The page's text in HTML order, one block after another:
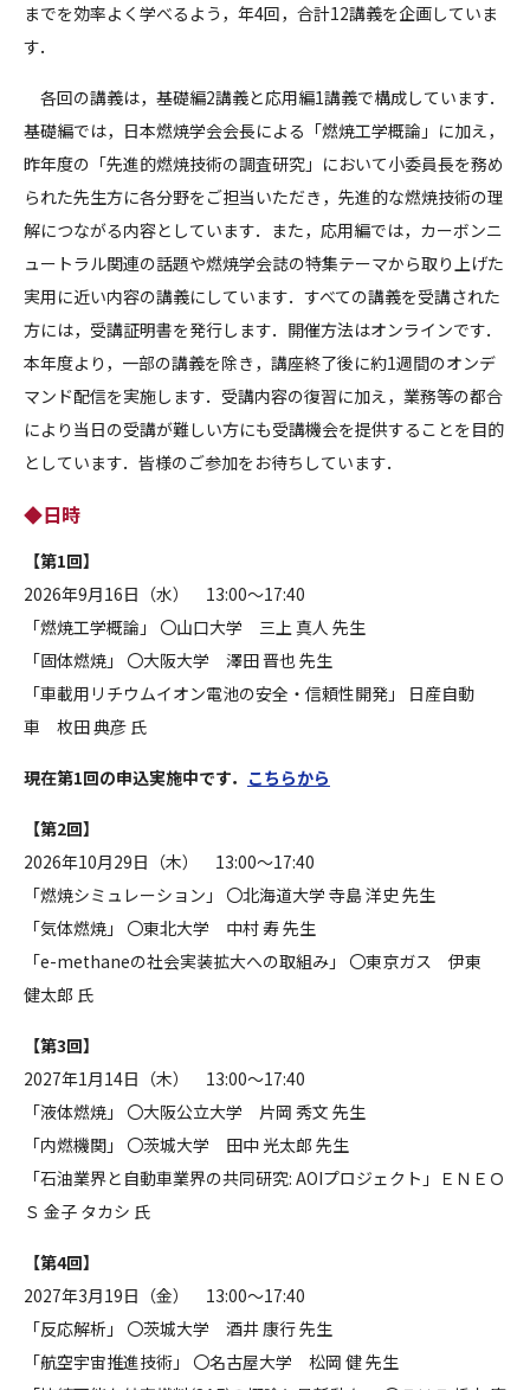
までを効率よく学べるよう，年4回，合計12講義を企画していま
す．
各回の講義は，基礎編2講義と応用編1講義で構成しています．
基礎編では，日本燃焼学会会長による「燃焼工学概論」に加え，
昨年度の「先進的燃焼技術の調査研究」において小委員長を務め
られた先生方に各分野をご担当いただき，先進的な燃焼技術の理
解につながる内容としています．また，応用編では，カーボンニ
ュートラル関連の話題や燃焼学会誌の特集テーマから取り上げた
実用に近い内容の講義にしています．すべての講義を受講された
方には，受講証明書を発行します．開催方法はオンラインです．
本年度より，一部の講義を除き，講座終了後に約1週間のオンデ
マンド配信を実施します．受講内容の復習に加え，業務等の都合
により当日の受講が難しい方にも受講機会を提供することを目的
としています．皆様のご参加をお待ちしています．
◆日時
【第1回】
2026年9月16日（水） 13:00～17:40
「燃焼工学概論」 〇山口大学 三上 真人 先生
「固体燃焼」 〇大阪大学 澤田 晋也 先生
「車載用リチウムイオン電池の安全・信頼性開発」 日産自動
車 枚田 典彦 氏
現在第1回の申込実施中です． こちらから
【第2回】
2026年10月29日（木） 13:00～17:40
「燃焼シミュレーション」 〇北海道大学 寺島 洋史 先生
「気体燃焼」 〇東北大学 中村 寿 先生
「e-methaneの社会実装拡大への取組み」 〇東京ガス 伊東
健太郎 氏
【第3回】
2027年1月14日（木） 13:00～17:40
「液体燃焼」 〇大阪公立大学 片岡 秀文 先生
「内燃機関」 〇茨城大学 田中 光太郎 先生
「石油業界と自動車業界の共同研究: AOIプロジェクト」ＥＮＥＯ
Ｓ 金子 タカシ 氏
【第4回】
2027年3月19日（金） 13:00～17:40
「反応解析」 〇茨城大学 酒井 康行 先生
「航空宇宙推進技術」 〇名古屋大学 松岡 健 先生